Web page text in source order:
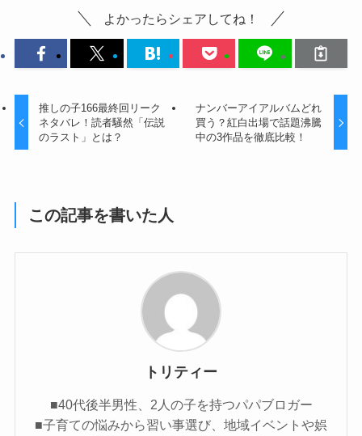
よかったらシェアしてね！
推しの子166最終回リーク
ネタバレ！読者騒然「伝説
のラスト」とは？
ナンバーアイアルバムどれ
買う？紅白出場で話題沸騰
中の3作品を徹底比較！
この記事を書いた人
トリティー
■40代後半男性、2人の子を持つパパブロガー
■子育ての悩みから習い事選び、地域イベントや娯